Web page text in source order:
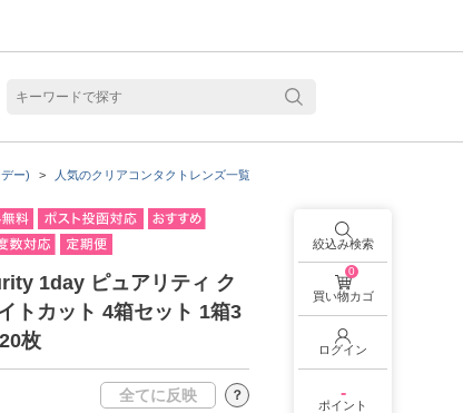
ー) 人気のクリアコンタクトレンズ一覧
1day ピュアリティ ク
トカット 4箱セット 1箱3
枚
全てに反映 ？
絞込み検索
0
買い物カゴ
ログイン
-
ポイント